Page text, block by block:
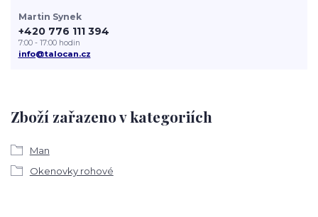
Zboží zařazeno v kategoriích
Man
Okenovky rohové
Martin Synek
+420 776 111 394
7:00 - 17:00 hodin
info@talocan.cz